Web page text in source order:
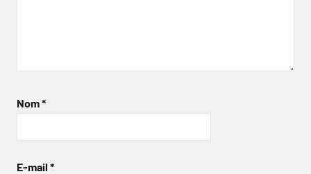
Nom*
E-mail *